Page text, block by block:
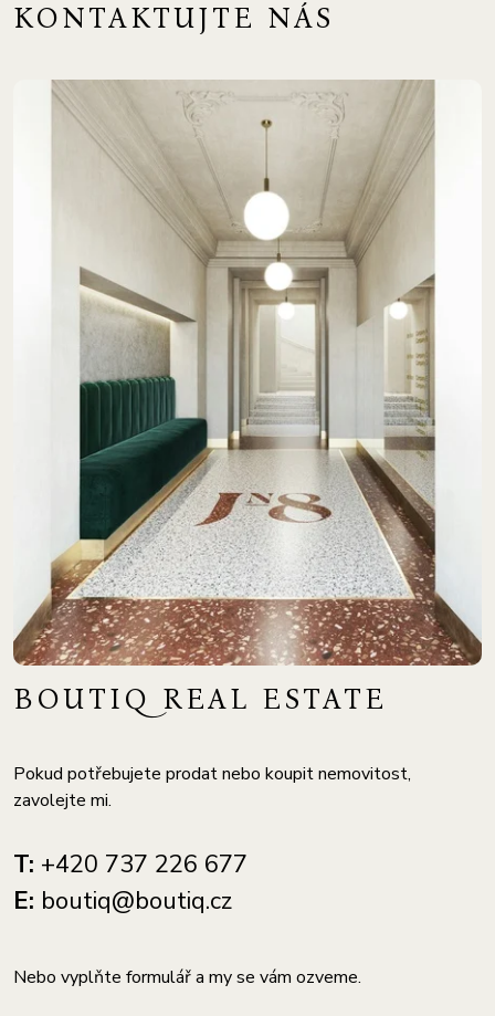
KONTAKTUJTE NÁS
BOUTIQ REAL ESTATE
Pokud potřebujete prodat nebo koupit nemovitost,
zavolejte mi.
T: +420 737 226 677
E: boutiq@boutiq.cz
Nebo vyplňte formulář a my se vám ozveme.